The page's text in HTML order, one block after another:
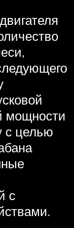
мощности
с целью
с